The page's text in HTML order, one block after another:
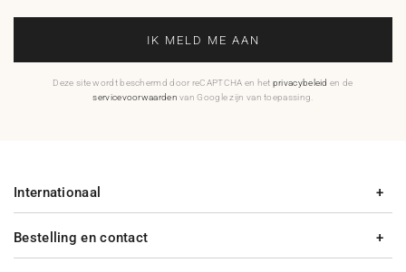
IK MELD ME AAN
Deze site wordt beschermd door reCAPTCHA en het privacybeleid en de
servicevoorwaarden van Google zijn van toepassing.
Bestelling en contact
Internationaal